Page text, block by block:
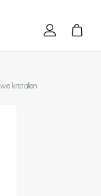
kristallen